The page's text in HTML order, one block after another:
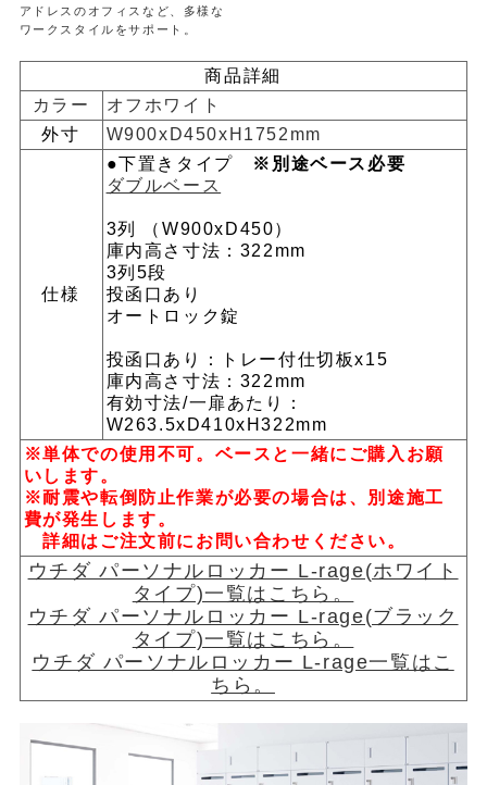
アドレスのオフィスなど、多様な
ワークスタイルをサポート。
商品詳細
カラー
オフホワイト
外寸
W900xD450xH1752mm
仕様
●下置きタイプ ※別途ベース必要
ダブルベース
3列 （W900xD450）
庫内高さ寸法：322mm
3列5段
投函口あり
オートロック錠
投函口あり：トレー付仕切板x15
庫内高さ寸法：322mm
有効寸法/一扉あたり：
W263.5xD410xH322mm
※単体での使用不可。ベースと一緒にご購入お願
いします。
※耐震や転倒防止作業が必要の場合は、別途施工
費が発生します。
詳細はご注文前にお問い合わせください。
ウチダ パーソナルロッカー L-rage(ホワイト
タイプ)一覧はこちら。
ウチダ パーソナルロッカー L-rage(ブラック
タイプ)一覧はこちら。
ウチダ パーソナルロッカー L-rage一覧はこ
ちら。